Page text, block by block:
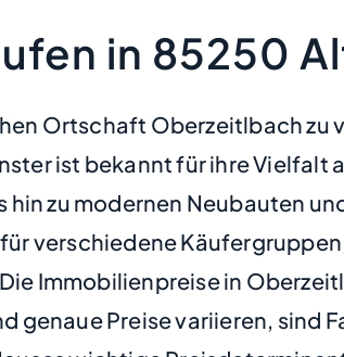
in 85250
Ortschaft Oberzeitlbach
ist bekannt für ihre
hin zu modernen Neubauten
verschiedene
Immobilienpreise in
genaue Preise variieren, sind